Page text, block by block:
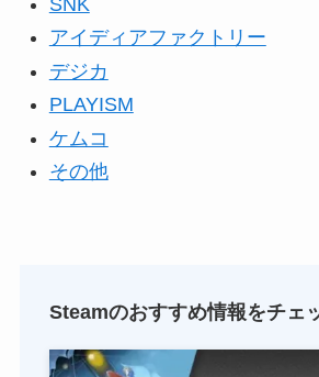
アイディアファクトリー
デジカ
PLAYISM
ケムコ
その他
Steamのおすすめ情報をチェ